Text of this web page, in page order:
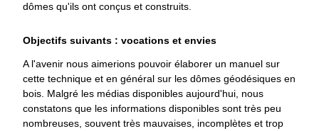
dômes qu'ils ont conçus et construits.
Objectifs suivants : vocations et envies
A l'avenir nous aimerions pouvoir élaborer un manuel sur
cette technique et en général sur les dômes géodésiques en
bois. Malgré les médias disponibles aujourd'hui, nous
constatons que les informations disponibles sont très peu
nombreuses, souvent très mauvaises, incomplètes et trop